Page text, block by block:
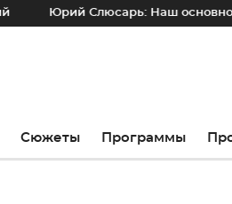
Юрий Слюсарь: Наш основной
Сюжеты Программы